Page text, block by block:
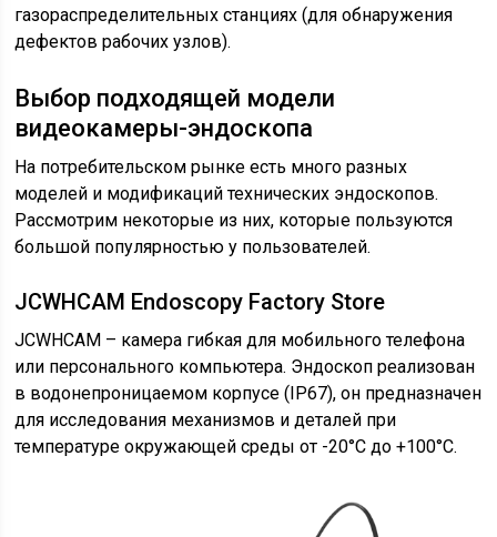
газораспределительных станциях (для обнаружения
дефектов рабочих узлов).
Выбор подходящей модели
видеокамеры-эндоскопа
На потребительском рынке есть много разных
моделей и модификаций технических эндоскопов.
Рассмотрим некоторые из них, которые пользуются
большой популярностью у пользователей.
JCWHCAM Endoscopy Factory Store
JCWHCAM – камера гибкая для мобильного телефона
или персонального компьютера. Эндоскоп реализован
в водонепроницаемом корпусе (IP67), он предназначен
для исследования механизмов и деталей при
температуре окружающей среды от -20°С до +100°С.